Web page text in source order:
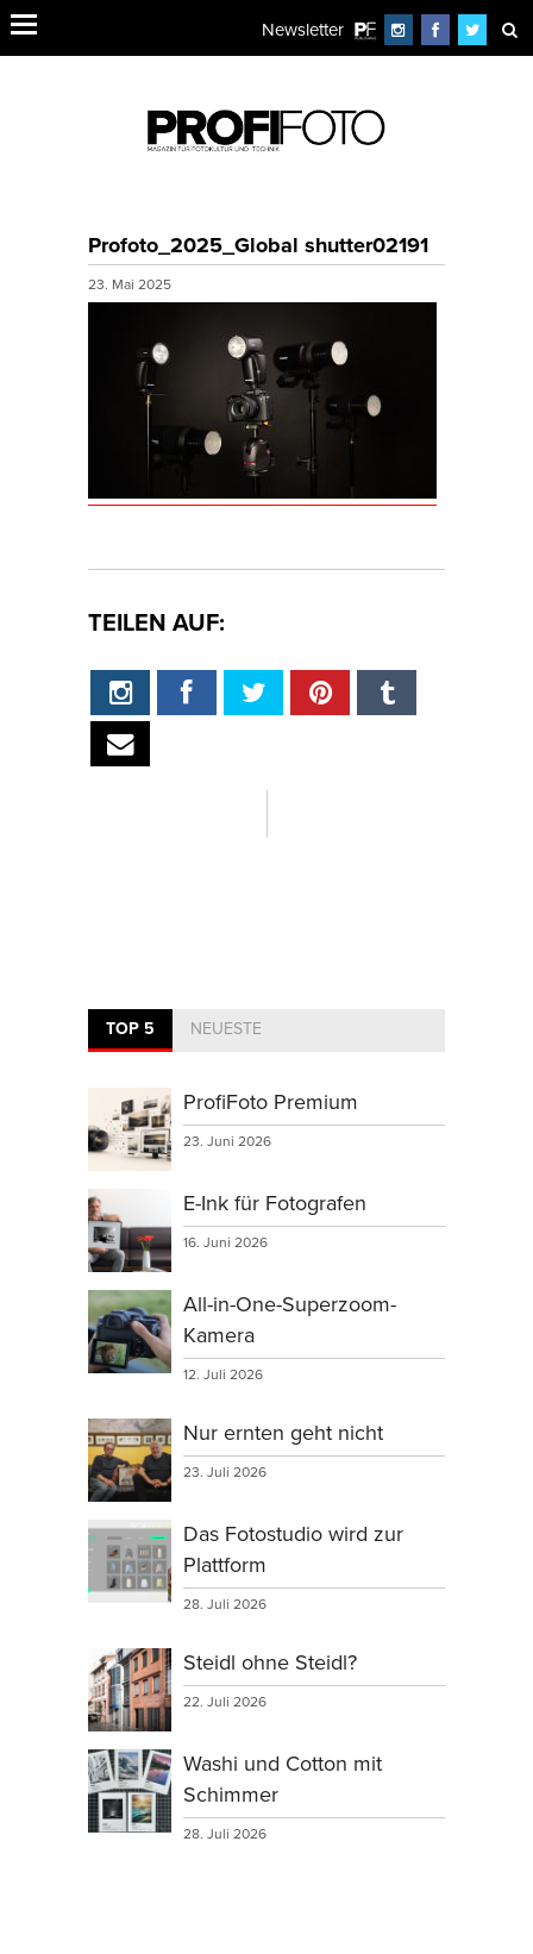
Newsletter
Profoto_2025_Global shutter02191
23. Mai 2025
TEILEN AUF:
TOP 5 NEUESTE
ProfiFoto Premium
23. Juni 2026
E-Ink für Fotografen
16. Juni 2026
All-in-One-Superzoom-
Kamera
12. Juli 2026
Nur ernten geht nicht
23. Juli 2026
Das Fotostudio wird zur
Plattform
28. Juli 2026
Steidl ohne Steidl?
22. Juli 2026
Washi und Cotton mit
Schimmer
28. Juli 2026